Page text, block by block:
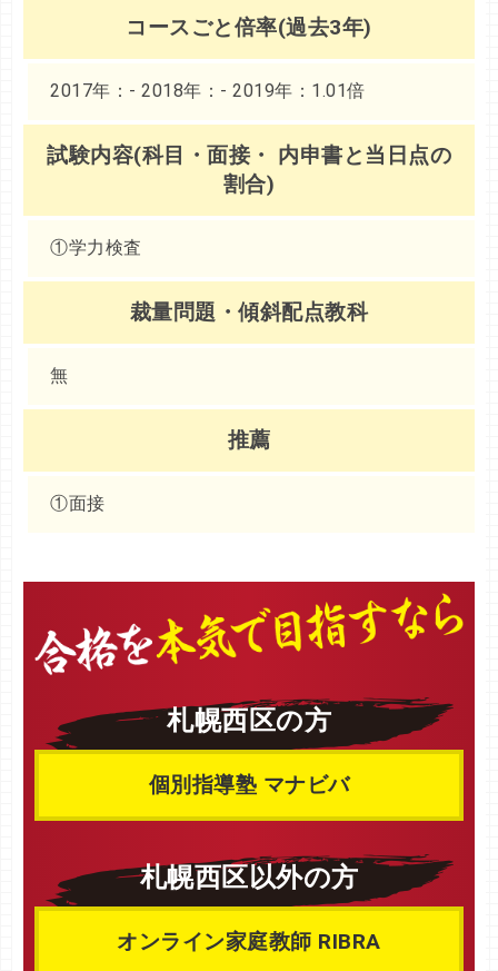
コースごと倍率(過去3年)
2017年：- 2018年：- 2019年：1.01倍
試験内容(科目・面接・ 内申書と当日点の
割合)
①学力検査
裁量問題・傾斜配点教科
無
推薦
①面接
札幌西区の方
個別指導塾 マナビバ
札幌西区以外の方
オンライン家庭教師 RIBRA